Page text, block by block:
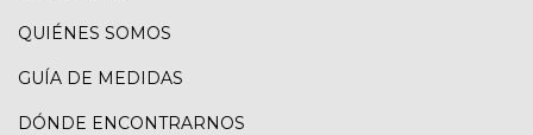
QUIÉNES SOMOS
GUÍA DE MEDIDAS
DÓNDE ENCONTRARNOS